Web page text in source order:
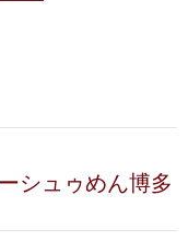
シュゥめん博多